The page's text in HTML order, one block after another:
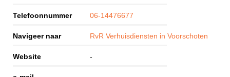
Telefoonnummer 06-14476677
Navigeer naar RvR Verhuisdiensten in Voorschoten
Website -